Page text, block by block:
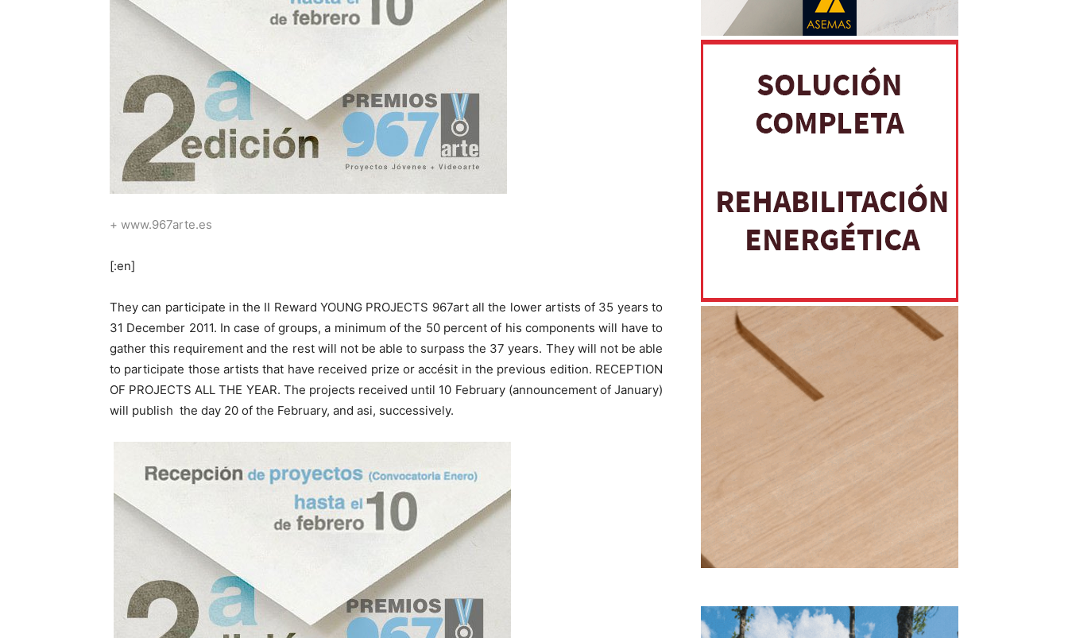
+ www.967arte.es
[:en]
They can participate in the II Reward YOUNG PROJECTS 967art all the lower artists of 35 years to
31 December 2011. In case of groups, a minimum of the 50 percent of his components will have to
gather this requirement and the rest will not be able to surpass the 37 years. They will not be able
to participate those artists that have received prize or accésit in the previous edition. RECEPTION
OF PROJECTS ALL THE YEAR. The projects received until 10 February (announcement of January)
will publish the day 20 of the February, and asi, successively.